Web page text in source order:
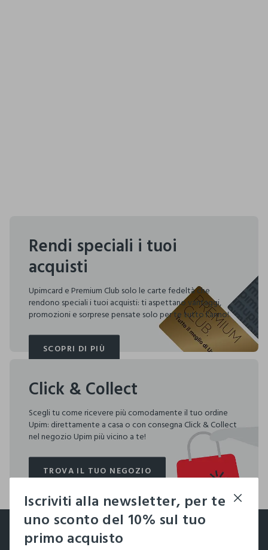
Rendi speciali i tuoi
acquisti
Upimcard e Premium Club solo le carte fedeltà che
rendono speciali i tuoi acquisti: ti aspettano vantaggi,
promozioni e sorprese pensate solo per te tutto l'anno!
SCOPRI DI PIÙ
SCOPRI DI PIÙ
Click & Collect
Scegli tu come ricevere più comodamente il tuo ordine
Upim: direttamente a casa o con consegna Click & Collect
nel negozio Upim più vicino a te!
TROVA IL TUO NEGOZIO
TROVA IL TUO NEGOZIO
Iscriviti alla newsletter, per te
uno sconto del 10% sul tuo
primo acquisto
footer.ariatitle
Un click, un regalo: